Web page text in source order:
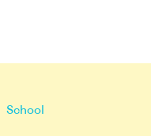
School